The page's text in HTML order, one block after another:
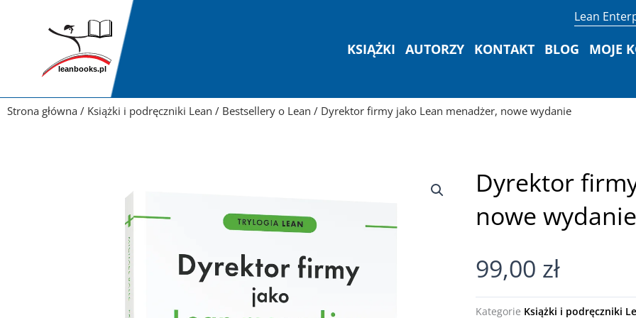
Lean
KSIĄŻKI AUTORZY KONTAKT BLOG MOJE
Strona główna / Książki i podręczniki Lean / Bestsellery o Lean / Dyrektor firmy jako Lean menadżer, nowe wydanie
Dyrektor
nowe wydanie
99,00 zł
Kategorie Książki i podręczniki